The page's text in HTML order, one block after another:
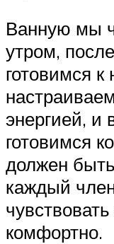
Ванную мы
утром,
готовимся
энергией, и
готовимся
должен
каждый
комфортно.